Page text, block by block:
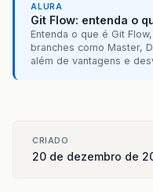
ALURA
Git Flow: entenda o
Entenda o que é Git
branches como Master,
além de vantagens e
CRIADO
20 de dezembro de